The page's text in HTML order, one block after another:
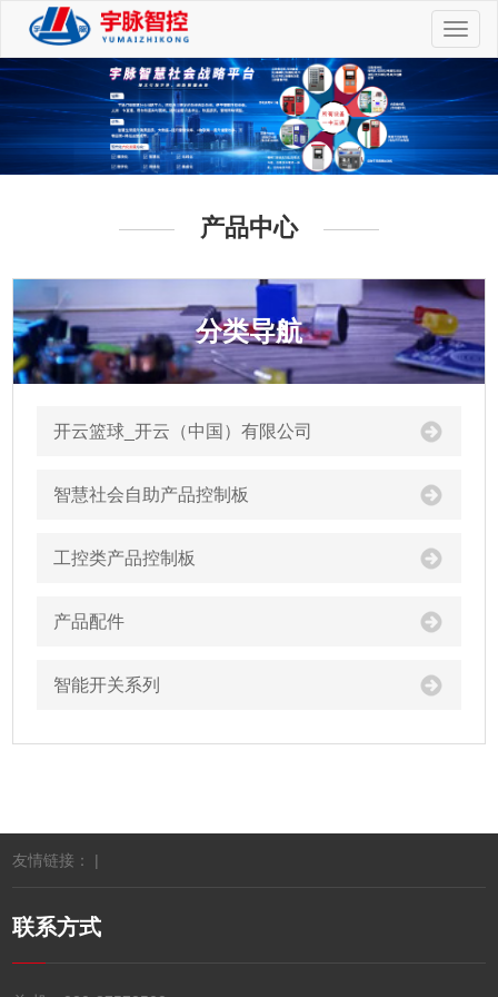
切
换
航
产品中心
分类导航
开云篮球_开云（中国）有限公司
智慧社会自助产品控制板
工控类产品控制板
产品配件
智能开关系列
友情链接： |
联系方式